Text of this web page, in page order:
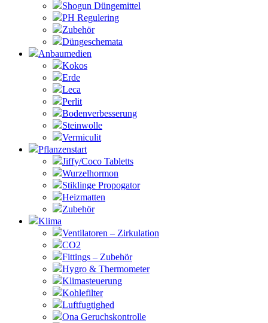
Shogun Düngemittel
PH Regulering
Zubehör
Düngeschemata
Anbaumedien
Kokos
Erde
Leca
Perlit
Bodenverbesserung
Steinwolle
Vermiculit
Pflanzenstart
Jiffy/Coco Tabletts
Wurzelhormon
Stiklinge Propogator
Heizmatten
Zubehör
Klima
Ventilatoren – Zirkulation
CO2
Fittings – Zubehör
Hygro & Thermometer
Klimasteuerung
Kohlefilter
Luftfugtighed
Ona Geruchskontrolle